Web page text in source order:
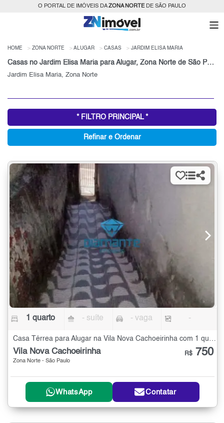
O PORTAL DE IMÓVEIS DAZONA NORTEDE SÃO PAULO
HOME ZONA NORTE ALUGAR CASAS JARDIM ELISA MARIA
Casas no Jardim Elisa Maria para Alugar, Zona Norte de São Paulo, SP
Jardim Elisa Maria, Zona Norte
* FILTRO PRINCIPAL *
Refinar e Ordenar
1 quarto - suíte - vaga -
Casa Térrea para Alugar na Vila Nova Cachoeirinha com 1 quarto
Vila Nova Cachoeirinha
Zona Norte - São Paulo
R$ 750
WhatsApp Contatar